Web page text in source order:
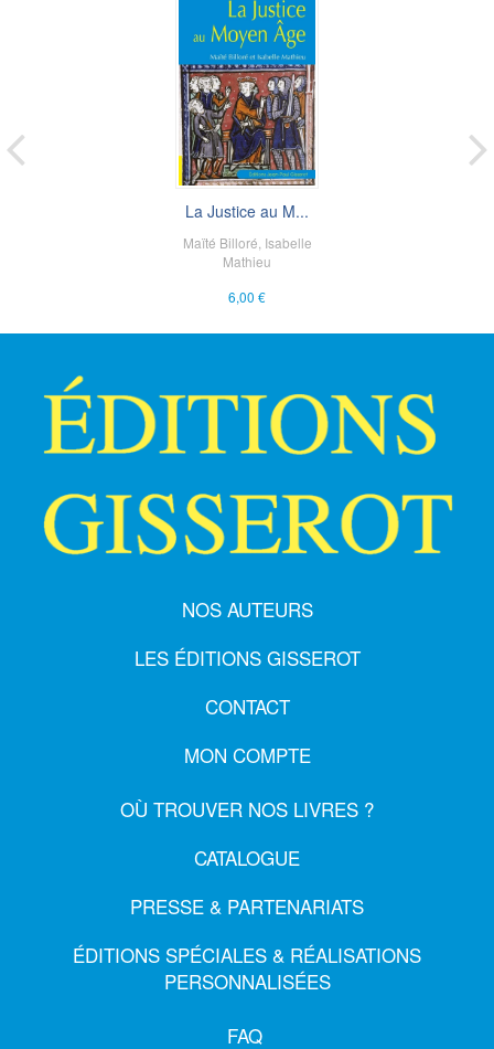
La Justice au M...
Maïté Billoré Isabelle
Mathieu
6,00 €
NOS AUTEURS
LES ÉDITIONS GISSEROT
CONTACT
MON COMPTE
OÙ TROUVER NOS LIVRES ?
CATALOGUE
PRESSE & PARTENARIATS
ÉDITIONS SPÉCIALES & RÉALISATIONS
PERSONNALISÉES
FAQ